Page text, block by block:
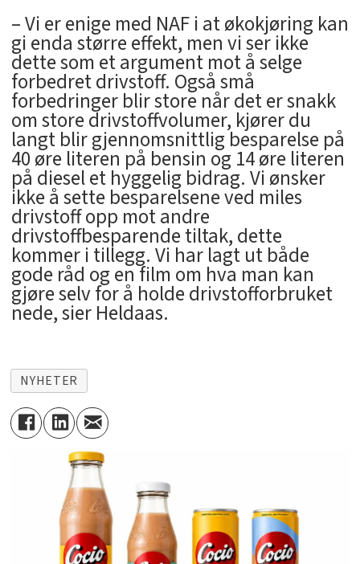
– Vi er enige med NAF i at økokjøring kan
gi enda større effekt, men vi ser ikke
dette som et argument mot å selge
forbedret drivstoff. Også små
forbedringer blir store når det er snakk
om store drivstoffvolumer, kjører du
langt blir gjennomsnittlig besparelse på
40 øre literen på bensin og 14 øre literen
på diesel et hyggelig bidrag. Vi ønsker
ikke å sette besparelsene ved miles
drivstoff opp mot andre
drivstoffbesparende tiltak, dette
kommer i tillegg. Vi har lagt ut både
gode råd og en film om hva man kan
gjøre selv for å holde drivstofforbruket
nede, sier Heldaas.
NYHETER